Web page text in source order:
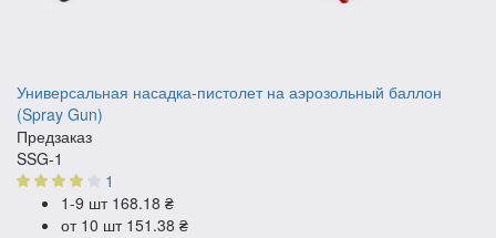
Универсальная насадка-пистолет на аэрозольный баллон
(Spray Gun)
Предзаказ
SSG-1
1
1-9 шт 168.18 ₴
от 10 шт 151.38 ₴